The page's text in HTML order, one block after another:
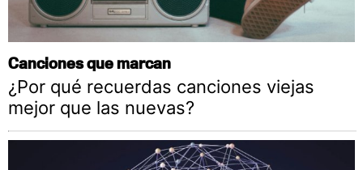
Canciones que marcan
¿Por qué recuerdas canciones viejas
mejor que las nuevas?